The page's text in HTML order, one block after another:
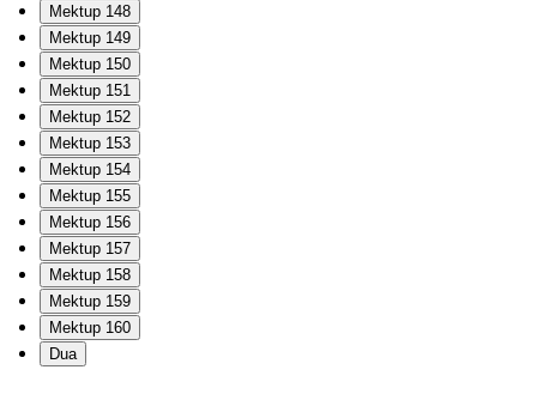
Mektup 148
Mektup 149
Mektup 150
Mektup 151
Mektup 152
Mektup 153
Mektup 154
Mektup 155
Mektup 156
Mektup 157
Mektup 158
Mektup 159
Mektup 160
Dua